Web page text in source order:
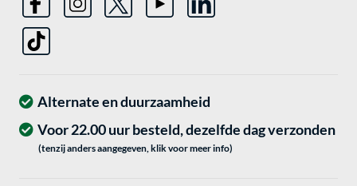
Alternate en duurzaamheid
Voor 22.00 uur besteld, dezelfde dag verzonden
(tenzij anders aangegeven, klik voor meer info)